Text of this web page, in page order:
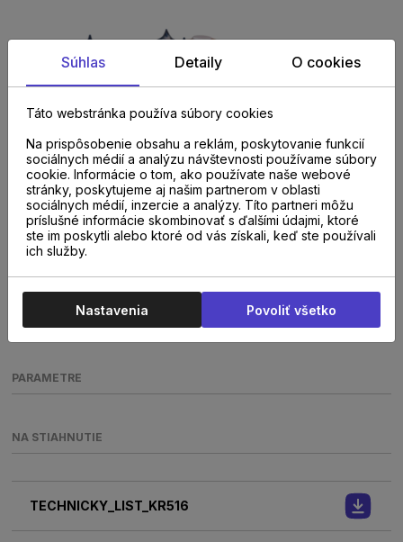
PARAMETRE
NA STIAHNUTIE
TECHNICKY_LIST_KR516
Súhlas Detaily O cookies
Táto webstránka používa súbory cookies
Na prispôsobenie obsahu a reklám, poskytovanie funkcií
sociálnych médií a analýzu návštevnosti používame súbory
cookie. Informácie o tom, ako používate naše webové
stránky, poskytujeme aj našim partnerom v oblasti
sociálnych médií, inzercie a analýzy. Títo partneri môžu
príslušné informácie skombinovať s ďalšími údajmi, ktoré
ste im poskytli alebo ktoré od vás získali, keď ste používali
ich služby.
Nastavenia Povoliť všetko